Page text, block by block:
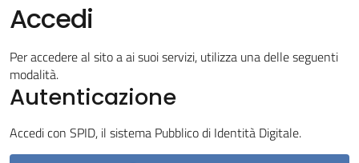
Servizi
Menu selezionato
Vivere
Tossignano
Accedi
Per accedere al sito a ai suoi servizi, utilizza una delle seguenti
modalità.
Autenticazione
Accedi con SPID, il sistema Pubblico di Identità Digitale.